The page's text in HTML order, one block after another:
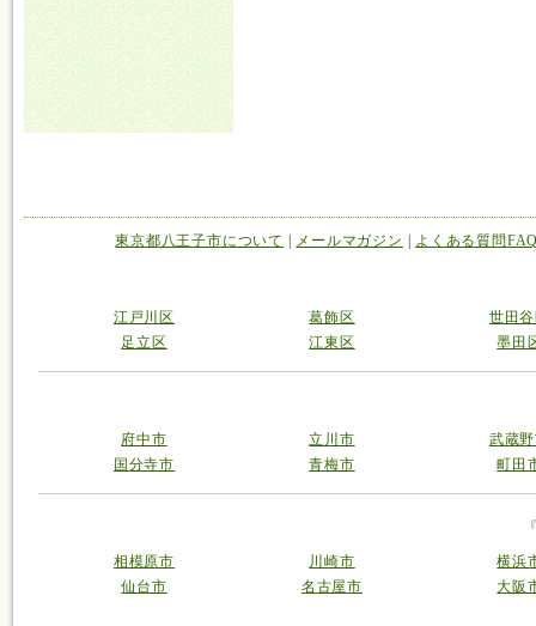
東京都八王子市について メールマガジン よくある質問
江戸川区 葛飾区
世田
足立区
江東区 墨田
府中市 立川市
武蔵
国分寺市
青梅市 町田
相模原市 川崎市
横浜
仙台市
名古屋市 大阪